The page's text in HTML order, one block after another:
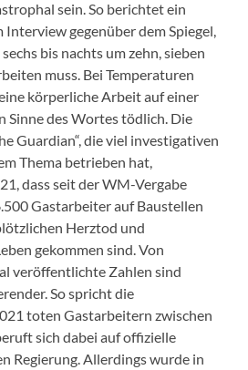
sein. So berichtet ein
gegenüber dem Spiegel,
bis nachts um zehn, sieben
muss. Bei Temperaturen
körperliche Arbeit auf einer
Sinne des Wortes tödlich. Die
Guardian“, die viel investigativen
Thema betrieben hat,
dass seit der WM-Vergabe
Gastarbeiter auf Baustellen
Herztod und
gekommen sind. Von
veröffentlichte Zahlen sind
So spricht die
toten Gastarbeitern zwischen
sich dabei auf offizielle
Regierung. Allerdings wurde in